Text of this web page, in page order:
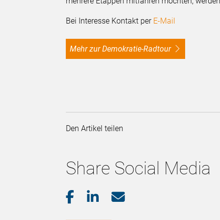
Bei Interesse Kontakt per E-Mail
Mehr zur Demokratie-Radtour
Den Artikel teilen
Share Social Media